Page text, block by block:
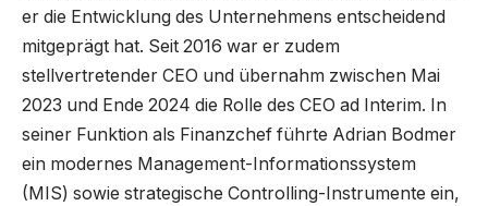
er die Entwicklung des Unternehmens entscheidend
mitgeprägt hat. Seit 2016 war er zudem
stellvertretender CEO und übernahm zwischen Mai
2023 und Ende 2024 die Rolle des CEO ad Interim. In
seiner Funktion als Finanzchef führte Adrian Bodmer
ein modernes Management-Informationssystem
(MIS) sowie strategische Controlling-Instrumente ein,